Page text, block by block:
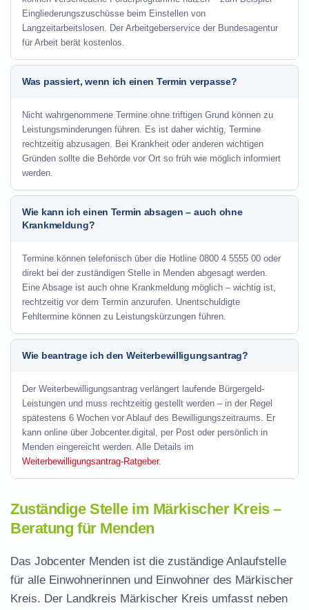
Eingliederungszuschüsse beim Einstellen von
Langzeitarbeitslosen. Der Arbeitgeberservice der Bundesagentur
für Arbeit berät kostenlos.
Was passiert, wenn ich einen Termin verpasse?
Nicht wahrgenommene Termine ohne triftigen Grund können zu
Leistungsminderungen führen. Es ist daher wichtig, Termine
rechtzeitig abzusagen. Bei Krankheit oder anderen wichtigen
Gründen sollte die Behörde vor Ort so früh wie möglich informiert
werden.
Wie kann ich einen Termin absagen – auch ohne
Krankmeldung?
Termine können telefonisch über die Hotline 0800 4 5555 00 oder
direkt bei der zuständigen Stelle in Menden abgesagt werden.
Eine Absage ist auch ohne Krankmeldung möglich – wichtig ist,
rechtzeitig vor dem Termin anzurufen. Unentschuldigte
Fehltermine können zu Leistungskürzungen führen.
Wie beantrage ich den Weiterbewilligungsantrag?
Der Weiterbewilligungsantrag verlängert laufende Bürgergeld-
Leistungen und muss rechtzeitig gestellt werden – in der Regel
spätestens 6 Wochen vor Ablauf des Bewilligungszeitraums. Er
kann online über Jobcenter.digital, per Post oder persönlich in
Menden eingereicht werden. Alle Details im
Weiterbewilligungsantrag-Ratgeber.
Zuständige Stelle im Märkischer Kreis –
Beratung für Menden
Das Jobcenter Menden ist die zuständige Anlaufstelle
für alle Einwohnerinnen und Einwohner des Märkischer
Kreis. Der Landkreis Märkischer Kreis umfasst neben